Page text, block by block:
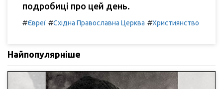
подробиці про цей день.
#Євреї #Східна Православна Церква #Християнство
Найпопулярніше